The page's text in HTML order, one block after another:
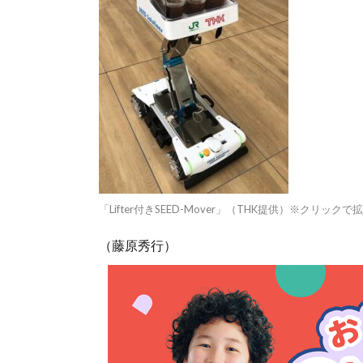
「Lifter付きSEED-Mover」（THK提供）※クリックで
（藤原秀行）